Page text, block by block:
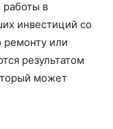
работы в
инвестиций со
ремонту или
результатом
может